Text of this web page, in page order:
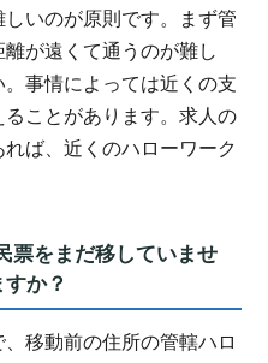
いのが原則です。まず管
が遠くて通うのが難し
事情によっては近くの支
ことがあります。求人の
ば、近くのハローワーク
票をまだ移していませ
か？
移動前の住所の管轄ハロ